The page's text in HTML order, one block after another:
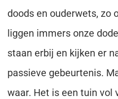
doods en ouderwets, zo
liggen immers onze
staan erbij en kijken er
passieve gebeurtenis.
waar. Het is een tuin vol